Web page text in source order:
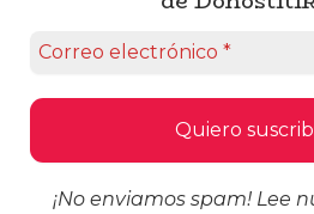
¡No enviamos spam! Lee